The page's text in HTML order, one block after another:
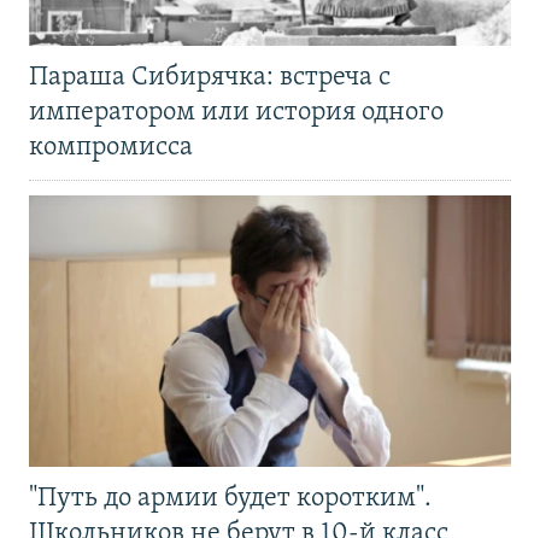
Параша Сибирячка: встреча с
императором или история одного
компромисса
"Путь до армии будет коротким".